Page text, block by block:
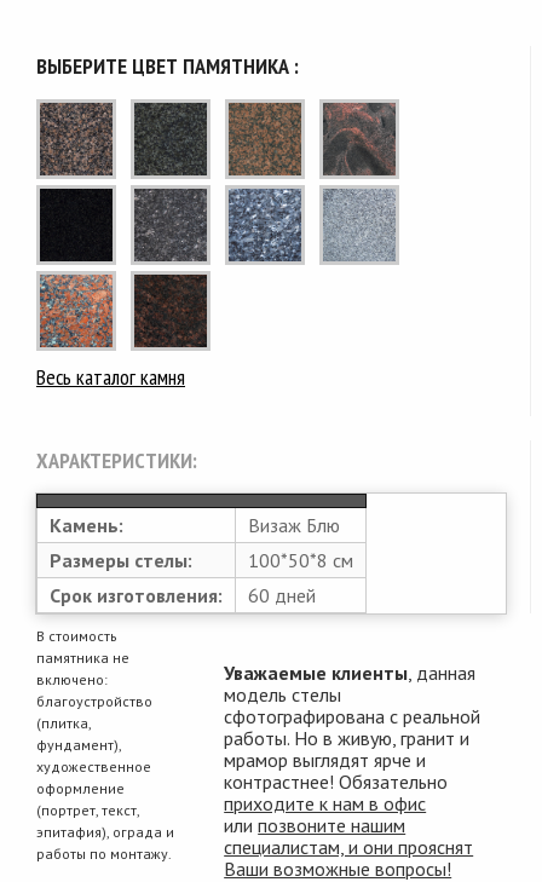
ВЫБЕРИТЕ ЦВЕТ ПАМЯТНИКА :
Весь каталог камня
ХАРАКТЕРИСТИКИ:
Камень:
Визаж Блю
Размеры стелы:
100*50*8 см
Срок изготовления:
60 дней
В стоимость
памятника не
включено:
благоустройство
(плитка,
фундамент),
художественное
оформление
(портрет, текст,
эпитафия), ограда и
работы по монтажу.
Уважаемые клиенты , данная
модель стелы
сфотографирована с реальной
работы. Но в живую, гранит и
мрамор выглядят ярче и
контрастнее! Обязательно
приходите к нам в офис
илипозвоните нашим
специалистам, и они прояснят
Ваши возможные вопросы!